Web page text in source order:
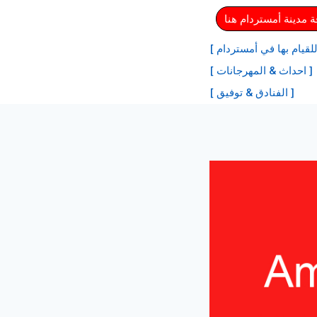
أمستردام هنا
بها في أمستردام ]
[ احداث & المهرجانات ]
[ الفنادق & توفيق ]